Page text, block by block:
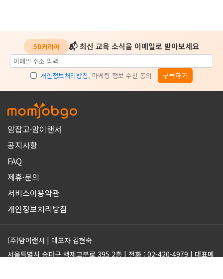
5D커리어 📬 최신 교육 소식을 이메일로 받아보세요
개인정보처리방침, 마케팅 정보 수신 동의 구독하기
맘잡고·맘이랜서
공지사항
FAQ
제휴·문의
서비스이용약관
개인정보처리방침
(주)맘이랜서 | 대표자 김현숙
서울특별시 송파구 백제고분로 395 2층 | 전화 : 02-420-4979 | 대표메